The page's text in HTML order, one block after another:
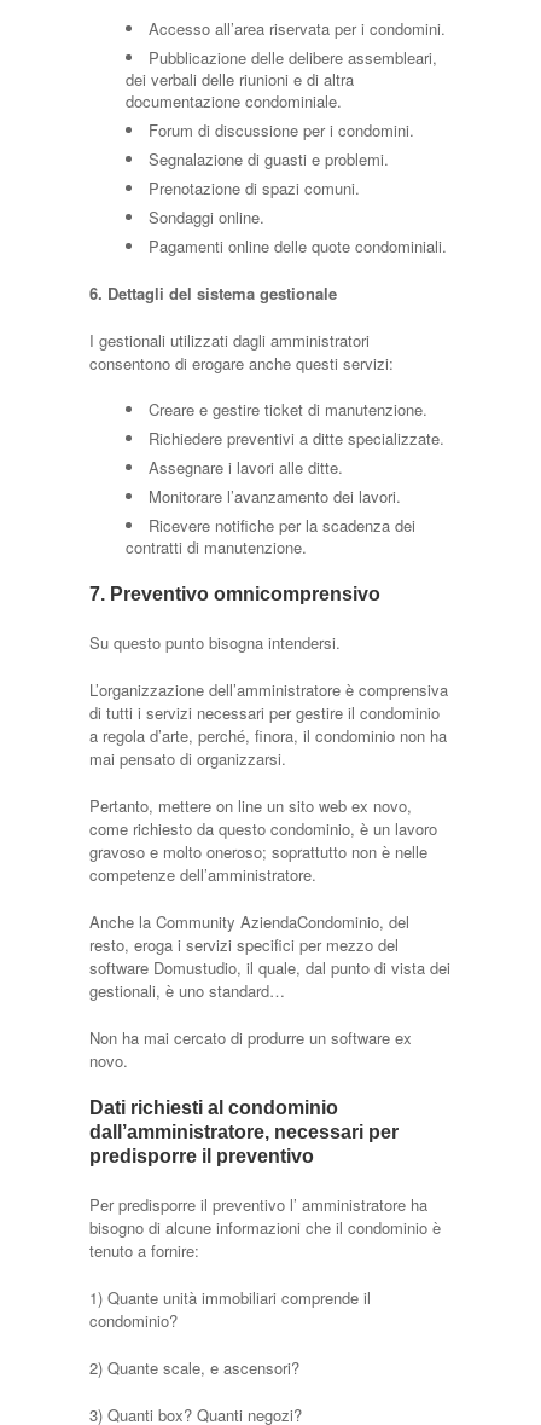
Accesso all’area riservata per i condomini.
Pubblicazione delle delibere assembleari,
dei verbali delle riunioni e di altra
documentazione condominiale.
Forum di discussione per i condomini.
Segnalazione di guasti e problemi.
Prenotazione di spazi comuni.
Sondaggi online.
Pagamenti online delle quote condominiali.
6. Dettagli del sistema gestionale
I gestionali utilizzati dagli amministratori
consentono di erogare anche questi servizi:
Creare e gestire ticket di manutenzione.
Richiedere preventivi a ditte specializzate.
Assegnare i lavori alle ditte.
Monitorare l’avanzamento dei lavori.
Ricevere notifiche per la scadenza dei
contratti di manutenzione.
7. Preventivo omnicomprensivo
Su questo punto bisogna intendersi.
L’organizzazione dell’amministratore è comprensiva
di tutti i servizi necessari per gestire il condominio
a regola d’arte, perché, finora, il condominio non ha
mai pensato di organizzarsi.
Pertanto, mettere on line un sito web ex novo,
come richiesto da questo condominio, è un lavoro
gravoso e molto oneroso; soprattutto non è nelle
competenze dell’amministratore.
Anche la Community AziendaCondominio, del
resto, eroga i servizi specifici per mezzo del
software Domustudio, il quale, dal punto di vista dei
gestionali, è uno standard…
Non ha mai cercato di produrre un software ex
novo.
Dati richiesti al condominio
dall’amministratore, necessari per
predisporre il preventivo
Per predisporre il preventivo l’ amministratore ha
bisogno di alcune informazioni che il condominio è
tenuto a fornire:
1) Quante unità immobiliari comprende il
condominio?
2) Quante scale, e ascensori?
3) Quanti box? Quanti negozi?